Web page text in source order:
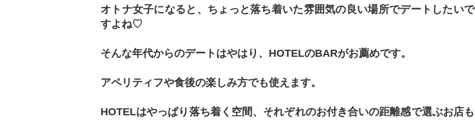
オトナ女子になると、ちょっと落ち着いた雰囲気の良い場所でデートしたいで
すよね♡
そんな年代からのデートはやはり、HOTELのBARがお薦めです。
アペリティフや食後の楽しみ方でも使えます。
HOTELはやっぱり落ち着く空間、それぞれのお付き合いの距離感で選ぶお店も